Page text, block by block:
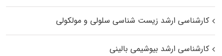
کارشناسی ارشد زیست شناسی سلولی و مولکولی
کارشناسی ارشد بیوشیمی بالینی